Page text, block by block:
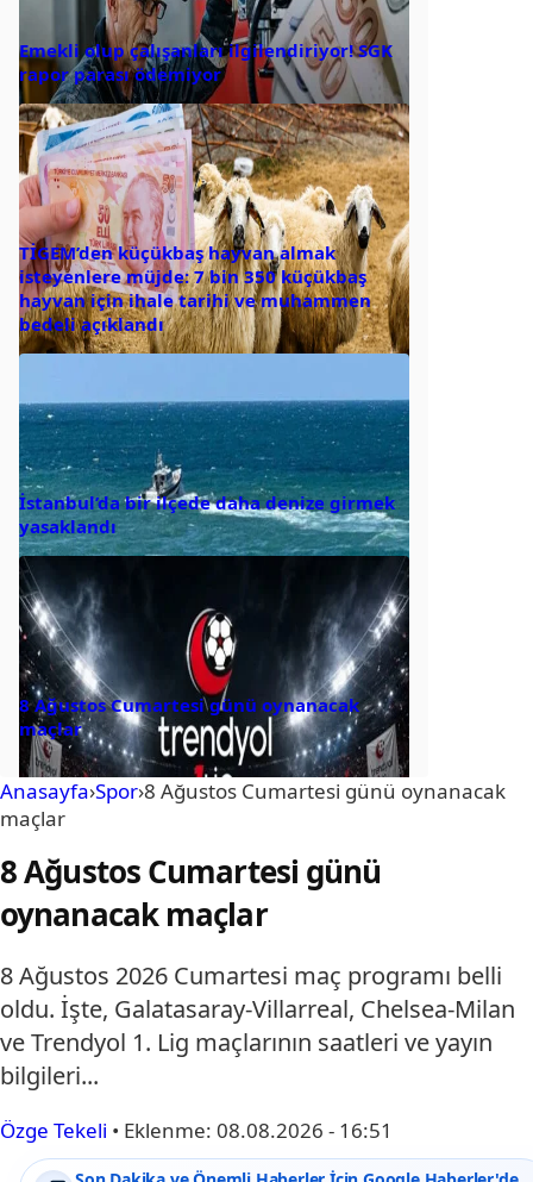
Emekli olup çalışanları ilgilendiriyor! SGK
rapor parası ödemiyor
TİGEM’den küçükbaş hayvan almak
isteyenlere müjde: 7 bin 350 küçükbaş
hayvan için ihale tarihi ve muhammen
bedeli açıklandı
İstanbul’da bir ilçede daha denize girmek
yasaklandı
8 Ağustos Cumartesi günü oynanacak
maçlar
Anasayfa›Spor›8 Ağustos Cumartesi günü oynanacak
maçlar
8 Ağustos Cumartesi günü
oynanacak maçlar
8 Ağustos 2026 Cumartesi maç programı belli
oldu. İşte, Galatasaray-Villarreal, Chelsea-Milan
ve Trendyol 1. Lig maçlarının saatleri ve yayın
bilgileri...
Özge Tekeli • Eklenme: 08.08.2026 - 16:51